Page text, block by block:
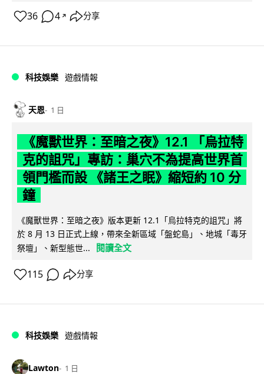
36 4 ↗ 分享
科技娛樂 遊戲情報
天恩 1 日
《魔獸世界：至暗之夜》12.1 「烏拉特
克的詛咒」專訪：巢穴不為提高世界首
領門檻而設 《諸王之眠》縮短約 10 分
鐘
《魔獸世界：至暗之夜》版本更新 12.1「烏拉特克的詛咒」將
於 8 月 13 日正式上線，帶來全新區域「盤蛇島」、地城「毒牙
祭壇」、新型態世...
閱讀全文
115 分享
科技娛樂 遊戲情報
Lawton 1 日